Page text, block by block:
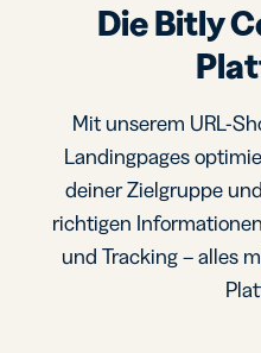
Die Bitly
Mit unserem URL-
Landingpages
deiner Zielgruppe
richtigen
und Tracking – alles